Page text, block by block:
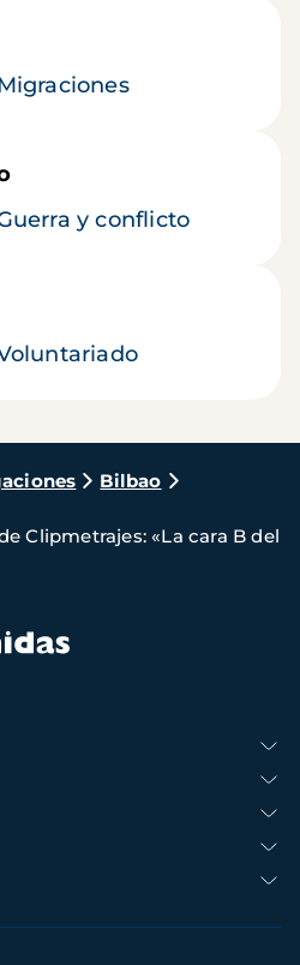
y conflicto
Bilbao
Clipmetrajes: «La cara B del